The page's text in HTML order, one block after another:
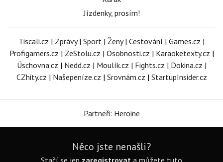
Jízdenky, prosím!
Tiscali.cz | Zprávy| Sport | Ženy| Cestování | Games.cz |
Profigamers.cz | ZeStolu.cz | Osobnosti.cz | Karaoketexty.cz |
Úschovna.cz | Nedd.cz | Moulík.cz | Fights.cz | Dokina.cz |
CZhity.cz | Našepeníze.cz | Srovnám.cz | StartupInsider.cz
Partneři: Heroine
Něco jste nenašli?
Stačí se jen zaregistrovat a můžete tuto